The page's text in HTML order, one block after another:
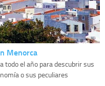
Menorca
todo el año para descubrir sus
o sus peculiares